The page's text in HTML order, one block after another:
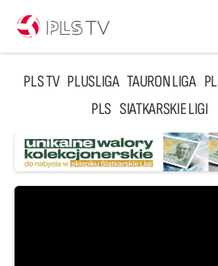
PLS TV PLUSLIGA TAURON LIGA
PLS SIATKARSKIE LIGI